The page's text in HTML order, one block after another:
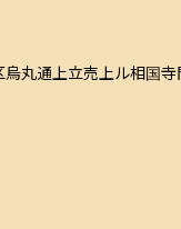
丸通上立売上ル相国